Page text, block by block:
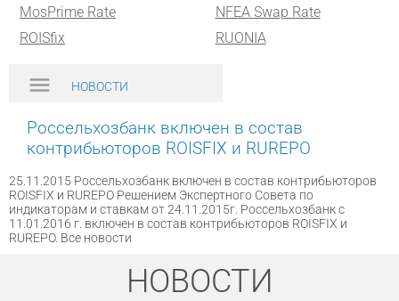
MosPrime Rate
ROISfix
NFEA Swap Rate
RUONIA
НОВОСТИ
Россельхозбанк включен в состав
контрибьюторов ROISFIX и RUREPO
25.11.2015 Россельхозбанк включен в состав контрибьюторов
ROISFIX и RUREPO Решением Экспертного Совета по
индикаторам и ставкам от 24.11.2015г. Россельхозбанк с
11.01.2016 г. включен в состав контрибьюторов ROISFIX и
RUREPO. Все новости
НОВОСТИ